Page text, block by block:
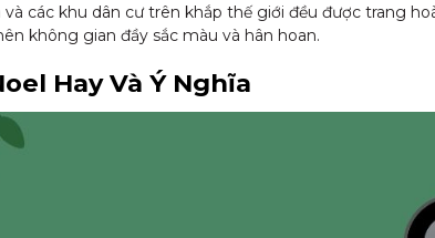
các khu dân cư trên khắp thế giới đều được trang
không gian đầy sắc màu và hân hoan.
Hay Và Ý Nghĩa